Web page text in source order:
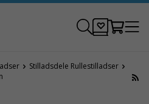
Stilladsdele Rullestilladser